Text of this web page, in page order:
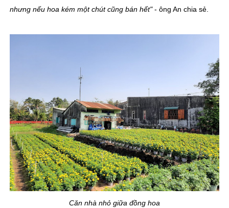
nhưng nếu hoa kém một chút cũng bán hết"- ông An chia sẻ.
Căn nhà nhỏ giữa đồng hoa